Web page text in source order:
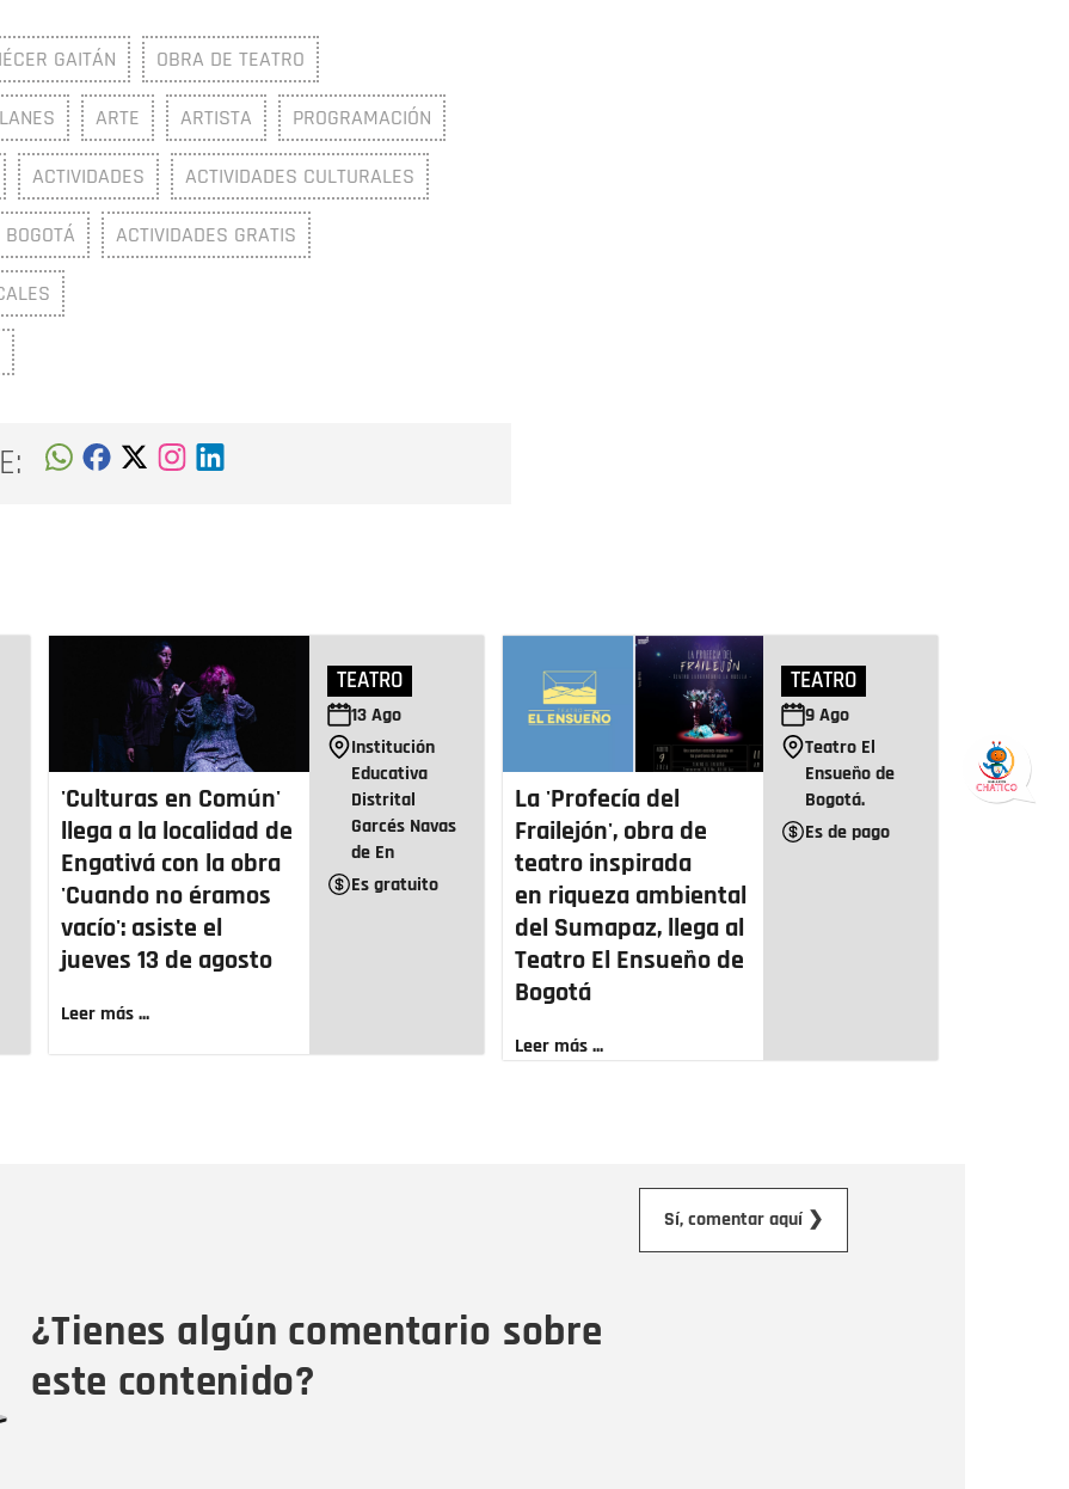
GAITÁN OBRA DE TEATRO
ARTE ARTISTA PROGRAMACIÓN
ACTIVIDADES ACTIVIDADES CULTURALES
ACTIVIDADES GRATIS
'Culturas en Común'
llega a la localidad de
Engativá con la obra
'Cuando no éramos
vacío': asiste el
jueves 13 de agosto
Leer más ...
TEATRO
13Ago
Institución
Educativa
Distrital
Garcés Navas
de En
Es gratuito
La 'Profecía del
Frailejón', obra de
teatro inspirada
en riqueza ambiental
del Sumapaz, llega al
Teatro El Ensueño de
Bogotá
Leer más ...
TEATRO
9Ago
Teatro El
Ensueño de
Bogotá.
Es de pago
¿Tienes algún comentario sobre
este contenido?
Sí, comentar aquí ❯